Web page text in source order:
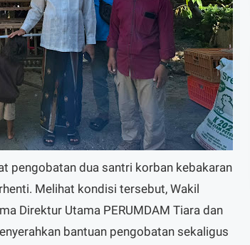
pengobatan dua santri korban kebakaran
Melihat kondisi tersebut, Wakil
Direktur Utama PERUMDAM Tiara dan
bantuan pengobatan sekaligus